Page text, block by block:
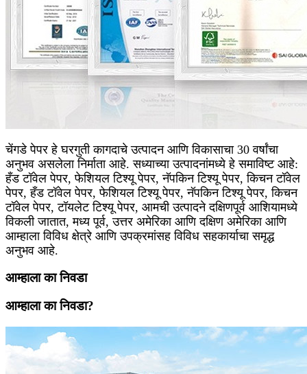
चेंगडे पेपर हे घरगुती कागदाचे उत्पादन आणि विकासाचा 30 वर्षांचा
अनुभव असलेला निर्माता आहे. सध्याच्या उत्पादनांमध्ये हे समाविष्ट आहे:
हँड टॉवेल पेपर, फेशियल टिश्यू पेपर, नॅपकिन टिश्यू पेपर, किचन टॉवेल
पेपर, हँड टॉवेल पेपर, फेशियल टिश्यू पेपर, नॅपकिन टिश्यू पेपर, किचन
टॉवेल पेपर, टॉयलेट टिश्यू पेपर, आमची उत्पादने दक्षिणपूर्व आशियामध्ये
विकली जातात, मध्य पूर्व, उत्तर अमेरिका आणि दक्षिण अमेरिका आणि
आम्हाला विविध क्षेत्रे आणि उपक्रमांसह विविध सहकार्याचा समृद्ध
अनुभव आहे.
आम्हाला का निवडा
आम्हाला का निवडा?